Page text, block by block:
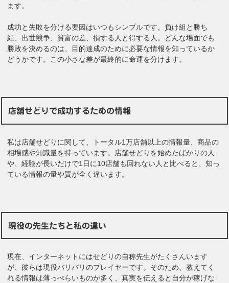
ます。
成功と失敗を分ける要因はいつもシンプルです。負け組と勝ち
組、出世競争、貧富の差、損する人と得する人。どんな場面でも
勝敗を決めるのは、目的達成のために必要な情報を知っているか
どうかです。この小さな差が最終的に命運を分けます。
店舗せどりで成功するための情報
私は店舗せどりに関して、トータル1万店舗以上の情報量、商品の
相場感や知識量を持っています。店舗せどりを始めたばかりの人
や、経験が長いだけで1日に10店舗も回れない人と比べると、知っ
ている情報の量や質が全く違います。
現役の先生たちと私の違い
現在、インターネットにはせどりの自称先生がたくさんいます
が、彼らは現役バリバリのプレイヤーです。そのため、教えてく
れる情報は薄っぺらいものが多く、真実を伝えると自分が稼げな